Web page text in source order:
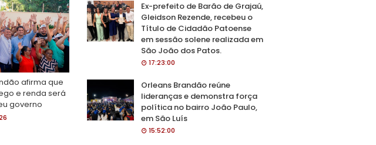
afirma que
e renda será
governo
Ex-prefeito de Barão de Grajaú,
Gleidson Rezende, recebeu o
Título de Cidadão Patoense
em sessão solene realizada em
São João dos Patos.
17:23:00
Orleans Brandão reúne
lideranças e demonstra força
política no bairro João Paulo,
em São Luís
15:52:00